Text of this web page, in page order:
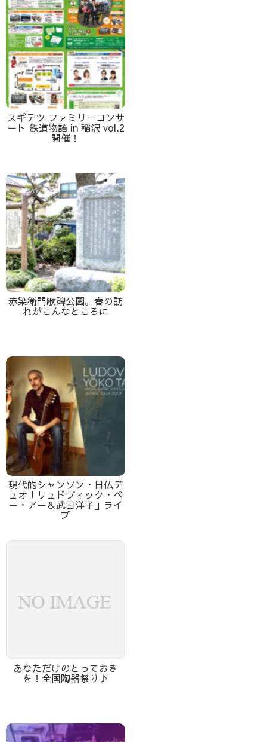
スギテツ ファミリーコンサ
ート 鉄道物語 in 稲沢 vol.2
開催！
赤染衛門歌碑公園。春の訪
れがこんなところに
現代的シャンソン・日仏デ
ュオ「リュドヴィック・ベ
ー・アー＆武田洋子」ライ
ブ
あなただけのとっておき
を！全国陶器祭り♪